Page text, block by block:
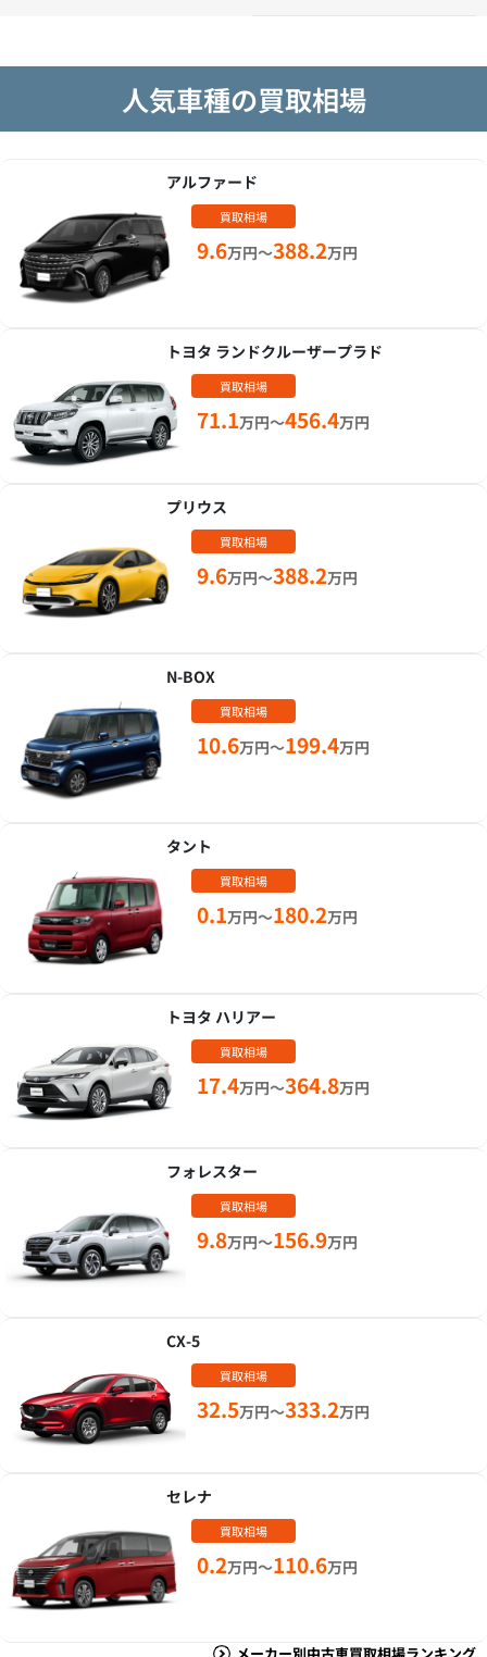
人気車種の買取相場
アルファード
買取相場
9.6万円～388.2万円
トヨタ ランドクルーザープラド
買取相場
71.1万円～456.4万円
プリウス
買取相場
9.6万円～388.2万円
N-BOX
買取相場
10.6万円～199.4万円
タント
買取相場
0.1万円～180.2万円
トヨタ ハリアー
買取相場
17.4万円～364.8万円
フォレスター
買取相場
9.8万円～156.9万円
CX-5
買取相場
32.5万円～333.2万円
セレナ
買取相場
0.2万円～110.6万円